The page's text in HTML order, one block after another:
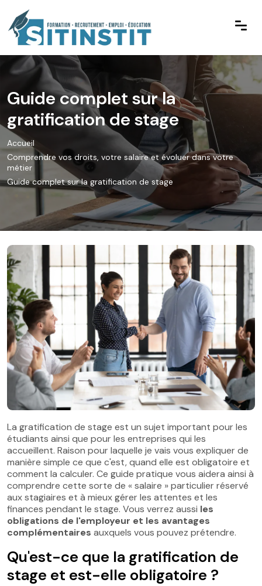
Guide complet sur la
gratification de stage
Accueil
Comprendre vos droits, votre salaire et évoluer dans votre
métier
Guide complet sur la gratification de stage
La gratification de stage est un sujet important pour les
étudiants ainsi que pour les entreprises qui les
accueillent. Raison pour laquelle je vais vous expliquer de
manière simple ce que c'est, quand elle est obligatoire et
comment la calculer. Ce guide pratique vous aidera ainsi à
comprendre cette sorte de « salaire » particulier réservé
aux stagiaires et à mieux gérer les attentes et les
finances pendant le stage. Vous verrez aussi les
obligations de l'employeur et les avantages
complémentaires auxquels vous pouvez prétendre.
Qu'est-ce que la gratification de
stage et est-elle obligatoire ?